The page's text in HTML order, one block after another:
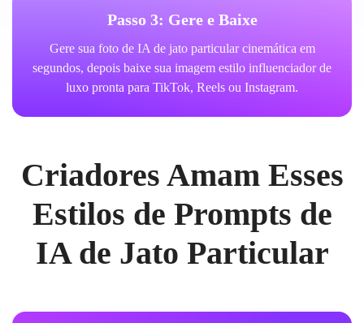
Passo 3: Gere e Baixe
Gere sua foto de IA de jato particular cinemática em
segundos, depois baixe sua imagem estilo influenciador de
luxo pronta para TikTok, Reels ou Instagram.
Criadores Amam Esses
Estilos de Prompts de
IA de Jato Particular